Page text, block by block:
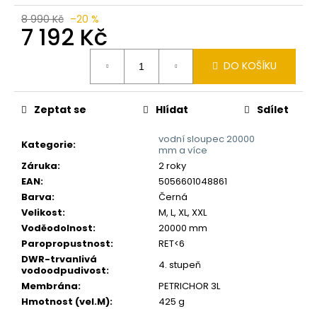
8 990 Kč –20 %
7 192 Kč
DO KOŠÍKU
Kategorie:
vodní sloupec 20000
mm a více
Záruka:
2 roky
EAN:
5056601048861
Barva:
Černá
Velikost:
M, L, XL, XXL
Voděodolnost:
20000 mm
Paropropustnost:
RET<6
DWR-trvanlivá
vodoodpudivost:
4. stupeň
Membrána:
PETRICHOR 3L
Hmotnost (vel.M):
425 g
Zeptat se Hlídat Sdílet
č
u